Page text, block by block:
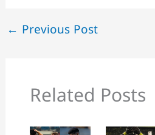
← Previous Post
Related Posts